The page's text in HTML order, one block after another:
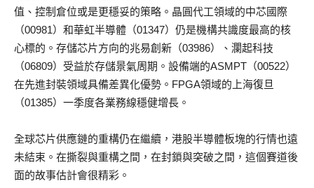
值、控制倉位或是更穩妥的策略。晶圓代工領域的中芯國際
（00981）和華虹半導體（01347）仍是機構共識度最高的核
心標的。存儲芯片方向的兆易創新（03986）、瀾起科技
（06809）受益於存儲景氣周期。設備端的ASMPT（00522）
在先進封裝領域具備差異化優勢。FPGA領域的上海復旦
（01385）一季度各業務線穩健增長。
全球芯片供應鏈的重構仍在繼續，港股半導體板塊的行情也遠
未結束。在撕裂與重構之間，在封鎖與突破之間，這個賽道後
面的故事估計會很精彩。